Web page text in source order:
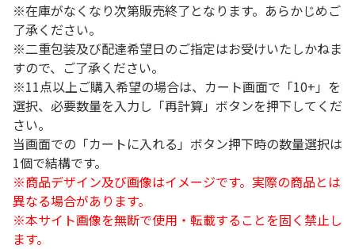
※在庫がなくなり次第販売終了となります。あらかじめご
了承ください。
※二重包装及び配達希望日のご指定はお受けいたしかねま
すので、ご了承ください。
※11点以上ご購入希望の場合は、カート画面で「10+」を
選択、必要数量を入力し「再計算」ボタンを押下してくだ
さい。
当画面での「カートに入れる」ボタン押下時の数量選択は
1個で結構です。
※商品デザイン及び画像はイメージです。実際の商品とは
異なる場合があります。
※本サイト画像を無断で使用・転載することを固く禁止し
ます。